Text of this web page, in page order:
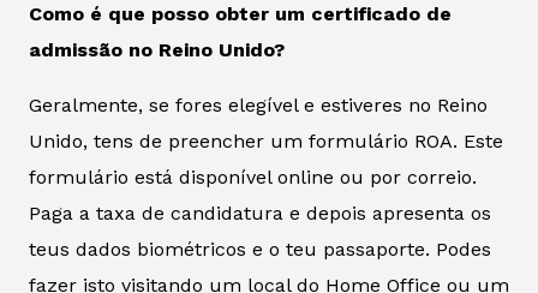
Como é que posso obter um certificado de
admissão no Reino Unido?
Geralmente, se fores elegível e estiveres no Reino
Unido, tens de preencher um formulário ROA. Este
formulário está disponível online ou por correio.
Paga a taxa de candidatura e depois apresenta os
teus dados biométricos e o teu passaporte. Podes
fazer isto visitando um local do Home Office ou um